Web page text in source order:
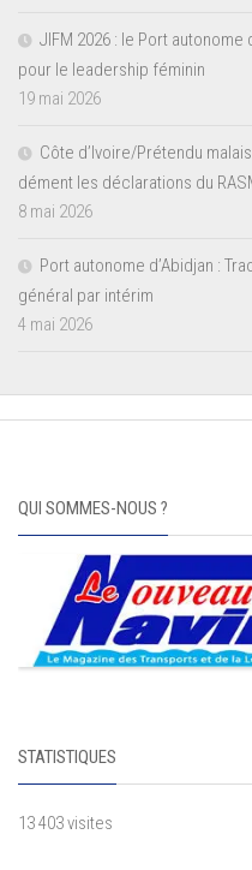
JIFM 2026 : le Port
pour le leadership féminin
19 mai 2026
Côte d’Ivoire/Prétendu
dément les déclarations du
8 mai 2026
Port autonome d’Abidjan :
général par intérim
4 mai 2026
QUI SOMMES-NOUS ?
STATISTIQUES
13 403 visites